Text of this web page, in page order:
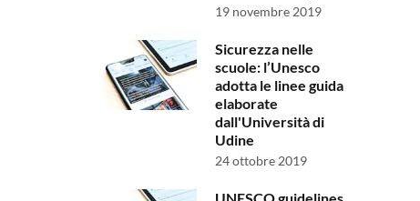
19 novembre 2019
Sicurezza nelle
scuole: l’Unesco
adotta le linee guida
elaborate
dall'Università di
Udine
24 ottobre 2019